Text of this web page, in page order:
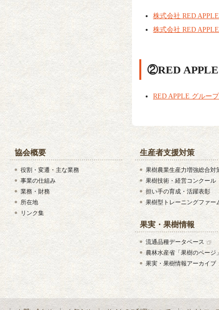
株式会社 RED
株式会社 RED
②RED
RED APPLE グルー
協会概要
役割・変遷・主な業務
事業の仕組み
業務・財務
所在地
リンク集
生産者支援対策
果樹農業生産力増強総合対
果樹技術・経営コンクール
担い手の育成・活躍表彰
果樹型トレーニングファー
果実・果樹情報
流通品種データベース
農林水産省「果樹のページ
果実・果樹情報アーカイブ